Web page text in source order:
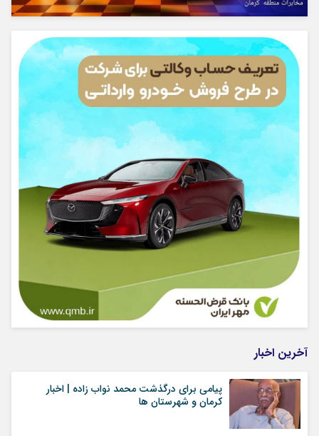
آخرین اخبار
پیامی برای درگذشت محمد نواب زاده | اخبار
کرمان و شهرستان ها